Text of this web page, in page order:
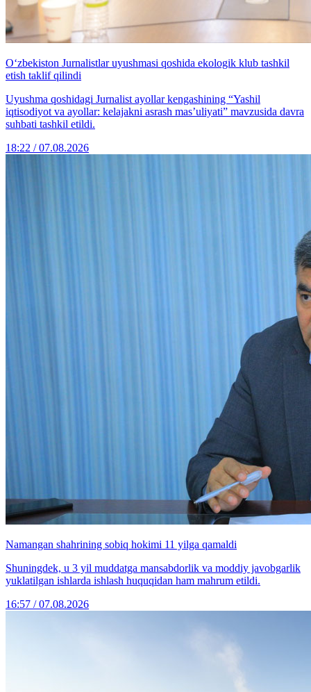
O‘zbekiston Jurnalistlar uyushmasi qoshida ekologik klub tashkil
etish taklif qilindi
Uyushma qoshidagi Jurnalist ayollar kengashining “Yashil
iqtisodiyot va ayollar: kelajakni asrash mas’uliyati” mavzusida davra
suhbati tashkil etildi.
18:22 / 07.08.2026
Namangan shahrining sobiq hokimi 11 yilga qamaldi
Shuningdek, u 3 yil muddatga mansabdorlik va moddiy javobgarlik
yuklatilgan ishlarda ishlash huquqidan ham mahrum etildi.
16:57 / 07.08.2026